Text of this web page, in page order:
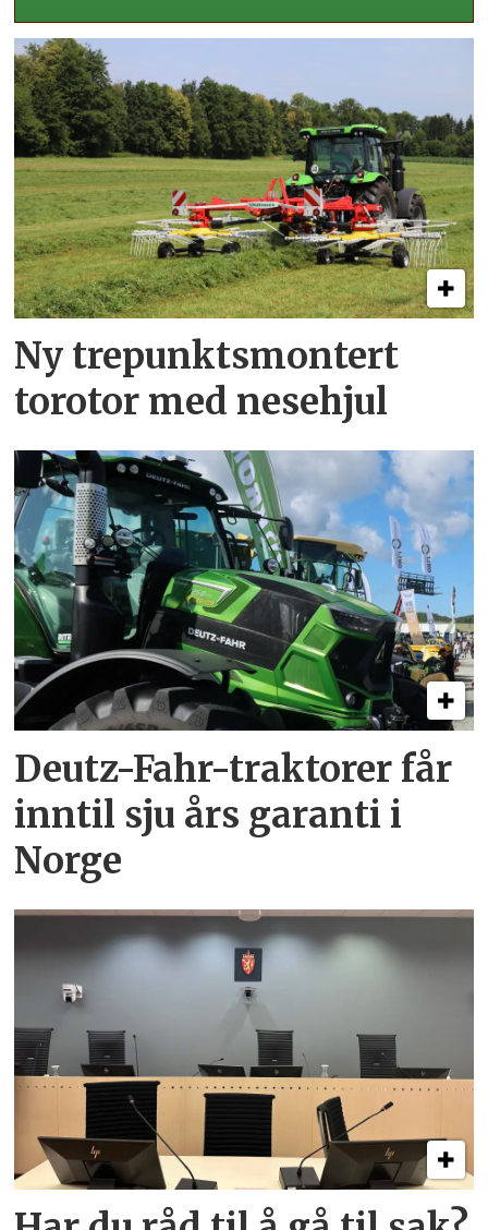
Ny trepunkts­montert
torotor med nesehjul
Deutz-Fahr-traktorer får
inntil sju års garanti i
Norge